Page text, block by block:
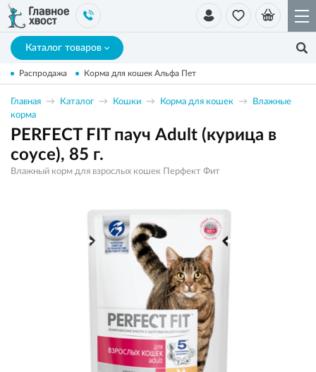
Каталог товаров
Распродажа Корма для кошек Альфа Пет
Главная Каталог Кошки Корма для кошек
Влажные
корма
PERFECT FIT пауч Adult (курица в
соусе), 85 г.
Влажный корм для взрослых кошек Перфект Фит